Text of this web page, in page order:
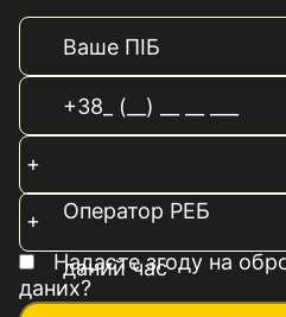
Оператор РЕБ
даний час
Надаєте згоду на
даних?